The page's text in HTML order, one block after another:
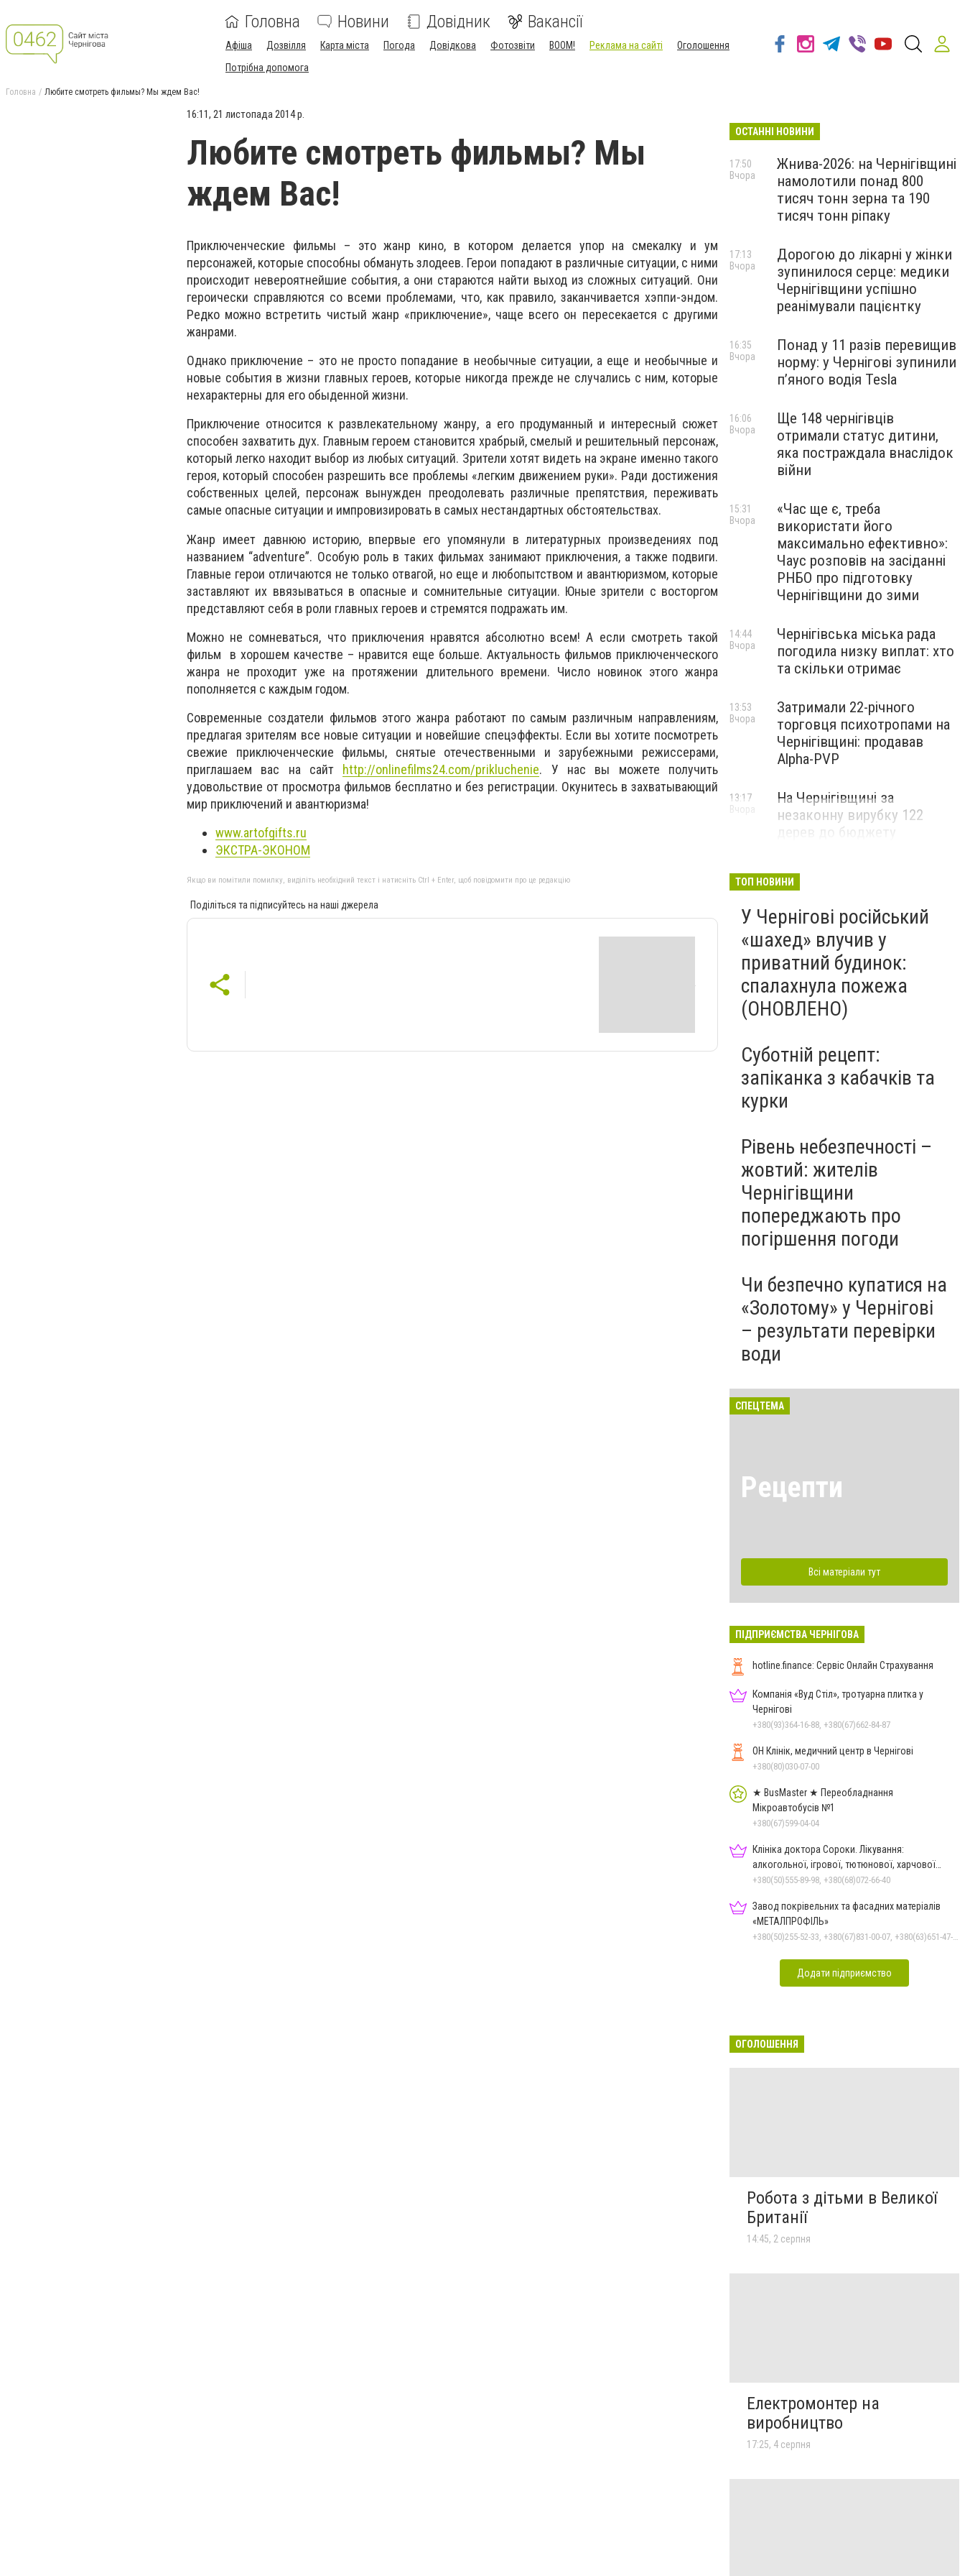
Головна Новини Довідник Вакансії
Афіша Дозвілля Карта міста Погода Довідкова Фотозвіти BOOM! Реклама на сайті
Оголошення
Потрібна допомога
Головна Любите смотреть фильмы? Мы ждем Вас!
16:11, 21 листопада 2014 р.
Любите смотреть фильмы? Мы
ждем Вас!
Приключенческие фильмы – это жанр кино, в котором делается упор на смекалку и ум
персонажей, которые способны обмануть злодеев. Герои попадают в различные ситуации, с ними
происходит невероятнейшие события, а они стараются найти выход из сложных ситуаций. Они
героически справляются со всеми проблемами, что, как правило, заканчивается хэппи-эндом.
Редко можно встретить чистый жанр «приключение», чаще всего он пересекается с другими
жанрами.
Однако приключение – это не просто попадание в необычные ситуации, а еще и необычные и
новые события в жизни главных героев, которые никогда прежде не случались с ним, которые
нехарактерны для его обыденной жизни.
Приключение относится к развлекательному жанру, а его продуманный и интересный сюжет
способен захватить дух. Главным героем становится храбрый, смелый и решительный персонаж,
который легко находит выбор из любых ситуаций. Зрители хотят видеть на экране именно такого
героя, который способен разрешить все проблемы «легким движением руки». Ради достижения
собственных целей, персонаж вынужден преодолевать различные препятствия, переживать
самые опасные ситуации и импровизировать в самых нестандартных обстоятельствах.
Жанр имеет давнюю историю, впервые его упомянули в литературных произведениях под
названием “adventure”. Особую роль в таких фильмах занимают приключения, а также подвиги.
Главные герои отличаются не только отвагой, но еще и любопытством и авантюризмом, которые
заставляют их ввязываться в опасные и сомнительные ситуации. Юные зрители с восторгом
представляют себя в роли главных героев и стремятся подражать им.
Можно не сомневаться, что приключения нравятся абсолютно всем! А если смотреть такой
фильм в хорошем качестве – нравится еще больше. Актуальность фильмов приключенческого
жанра не проходит уже на протяжении длительного времени. Число новинок этого жанра
пополняется с каждым годом.
Современные создатели фильмов этого жанра работают по самым различным направлениям,
предлагая зрителям все новые ситуации и новейшие спецэффекты. Если вы хотите посмотреть
свежие приключенческие фильмы, снятые отечественными и зарубежными режиссерами,
приглашаем вас на сайт http://onlinefilms24.com/prikluchenie. У нас вы можете получить
удовольствие от просмотра фильмов бесплатно и без регистрации. Окунитесь в захватывающий
мир приключений и авантюризма!
www.artofgifts.ru
ЭКСТРА-ЭКОНОМ
Якщо ви помітили помилку, виділіть необхідний текст і натисніть Ctrl + Enter, щоб повідомити про це редакцію
Поділіться та підписуйтесь на наші джерела
ОСТАННІ НОВИНИ
Жнива-2026: на Чернігівщині
намолотили понад 800
тисяч тонн зерна та 190
тисяч тонн ріпаку
17:50
Вчора
Дорогою до лікарні у жінки
зупинилося серце: медики
Чернігівщини успішно
реанімували пацієнтку
17:13
Вчора
Понад у 11 разів перевищив
норму: у Чернігові зупинили
пʼяного водія Tesla
16:35
Вчора
Ще 148 чернігівців
отримали статус дитини,
яка постраждала внаслідок
війни
16:06
Вчора
«Час ще є, треба
використати його
максимально ефективно»:
Чаус розповів на засіданні
РНБО про підготовку
Чернігівщини до зими
15:31
Вчора
Чернігівська міська рада
погодила низку виплат: хто
та скільки отримає
14:44
Вчора
Затримали 22-річного
торговця психотропами на
Чернігівщині: продавав
Alpha-PVP
13:53
Вчора
На Чернігівщині за
незаконну вирубку 122
дерев до бюджету
13:17
Вчора
ТОП НОВИНИ
У Чернігові російський
«шахед» влучив у
приватний будинок:
спалахнула пожежа
(ОНОВЛЕНО)
Суботній рецепт:
запіканка з кабачків та
курки
Рівень небезпечності –
жовтий: жителів
Чернігівщини
попереджають про
погіршення погоди
Чи безпечно купатися на
«Золотому» у Чернігові
– результати перевірки
води
СПЕЦТЕМА
Рецепти
Всі матеріали тут
ПІДПРИЄМСТВА ЧЕРНІГОВА
hotline.finance: Сервіс Онлайн Страхування
Компанія «Вуд Стіл», тротуарна плитка у
Чернігові
+380(93)364-16-88, +380(67)662-84-87
ОН Клінік, медичний центр в Чернігові
+380(80)030-07-00
★ BusMaster ★ Переобладнання
Мікроавтобусів №1
+380(67)599-04-04
Клініка доктора Сороки. Лікування:
алкогольної, ігрової, тютюнової, харчової
залежностей, неврозів т
+380(50)555-89-98, +380(68)072-66-40
Завод покрівельних та фасадних матеріалів
«МЕТАЛПРОФІЛЬ»
Додати підприємство
ОГОЛОШЕННЯ
Робота з дітьми в Великої
Британії
14:45, 2 серпня
Електромонтер на
виробництво
17:25, 4 серпня